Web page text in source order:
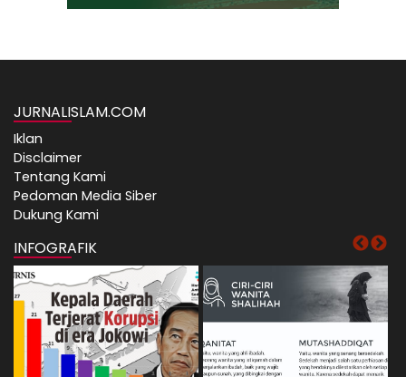
JURNALISLAM.COM
Iklan
Disclaimer
Tentang Kami
Pedoman Media Siber
Dukung Kami
INFOGRAFIK